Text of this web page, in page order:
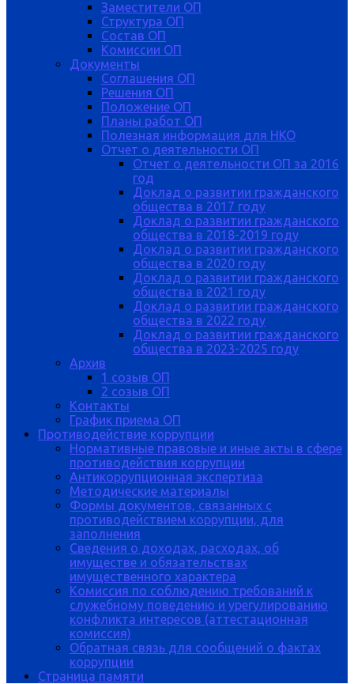
Заместители ОП
Структура ОП
Состав ОП
Комиссии ОП
Документы
Соглашения ОП
Решения ОП
Положение ОП
Планы работ ОП
Полезная информация для НКО
Отчет о деятельности ОП
Отчет о деятельности ОП за 2016
год
Доклад о развитии гражданского
общества в 2017 году
Доклад о развитии гражданского
общества в 2018-2019 году
Доклад о развитии гражданского
общества в 2020 году
Доклад о развитии гражданского
общества в 2021 году
Доклад о развитии гражданского
общества в 2022 году
Доклад о развитии гражданского
общества в 2023-2025 году
Архив
1 созыв ОП
2 созыв ОП
Контакты
График приема ОП
Противодействие коррупции
Нормативные правовые и иные акты в сфере
противодействия коррупции
Антикоррупционная экспертиза
Методические материалы
Формы документов, связанных с
противодействием коррупции, для
заполнения
Сведения о доходах, расходах, об
имуществе и обязательствах
имущественного характера
Комиссия по соблюдению требований к
служебному поведению и урегулированию
конфликта интересов (аттестационная
комиссия)
Обратная связь для сообщений о фактах
коррупции
Страница памяти